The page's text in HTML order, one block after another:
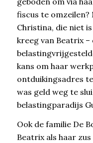
fiscus te
Christina, die niet
kreeg van Beatrix –
kans om haar
ontduikingsadres
was geld weg te
belastingparadijs
Ook de familie De
Beatrix als haar